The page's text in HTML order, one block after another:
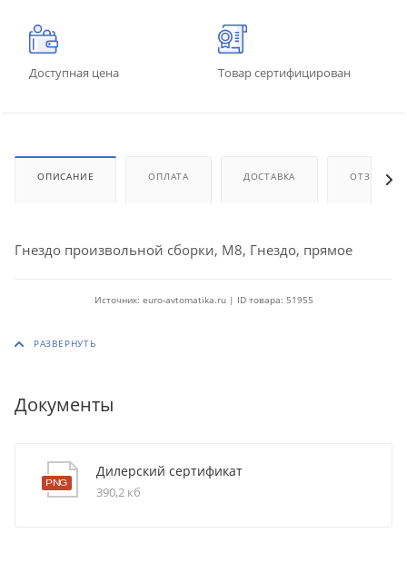
Доступная цена Товар сертифицирован
ОПИСАНИЕ ОПЛАТА ДОСТАВКА ОТЗЫВЫ
Гнездо произвольной сборки, M8, Гнездо, прямое
Источник: euro-avtomatika.ru | ID товара: 51955
Документы
Дилерский сертификат
390,2 кб